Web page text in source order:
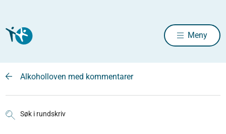
Meny
Alkoholloven med kommentarer
Søk i rundskriv